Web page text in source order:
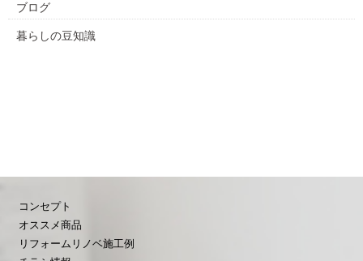
ブログ
暮らしの豆知識
コンセプト
オススメ商品
リフォームリノベ施工例